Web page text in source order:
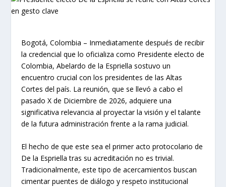
Bogotá, Colombia – Inmediatamente después de recibir
la credencial que lo oficializa como Presidente electo de
Colombia, Abelardo de la Espriella sostuvo un
encuentro crucial con los presidentes de las Altas
Cortes del país. La reunión, que se llevó a cabo el
pasado X de Diciembre de 2026, adquiere una
significativa relevancia al proyectar la visión y el talante
de la futura administración frente a la rama judicial.
El hecho de que este sea el primer acto protocolario de
De la Espriella tras su acreditación no es trivial.
Tradicionalmente, este tipo de acercamientos buscan
cimentar puentes de diálogo y respeto institucional